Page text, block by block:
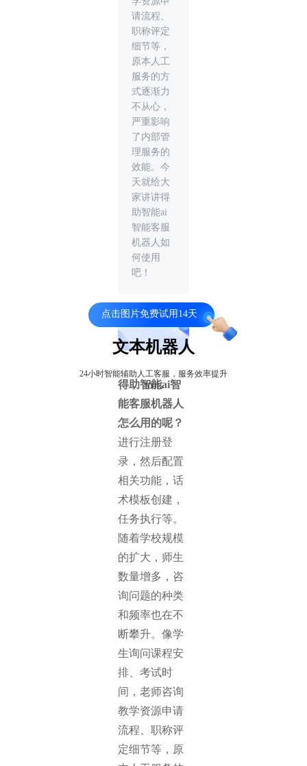
请流程、
职称评定
细节等，
原本人工
服务的方
式逐渐力
不从心，
严重影响
了内部管
理服务的
效能。今
天就给大
家讲讲得
助智能ai
智能客服
机器人如
何使用
吧！
文本机器人
24小时智能辅助人工客服，服务效率提升
100%
点击图片免费试用14天
得助智能ai智
能客服机器人
怎么用的呢？
进行注册登
录，然后配置
相关功能，话
术模板创建，
任务执行等。
随着学校规模
的扩大，师生
数量增多，咨
询问题的种类
和频率也在不
断攀升。像学
生询问课程安
排、考试时
间，老师咨询
教学资源申请
流程、职称评
定细节等，原